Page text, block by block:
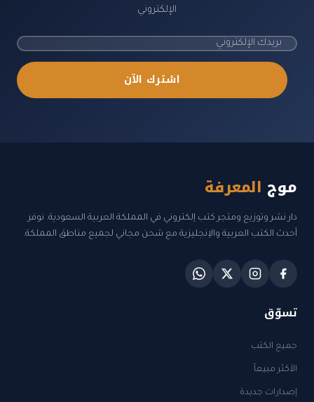
الإلكتروني
اشترك الآن
موج المعرفة
دار نشر وتوزيع ومتجر كتب إلكتروني في المملكة العربية السعودية. نوفر
أحدث الكتب العربية والإنجليزية مع شحن مجاني لجميع مناطق المملكة.
تسوّق
جميع الكتب
الأكثر مبيعاً
إصدارات جديدة